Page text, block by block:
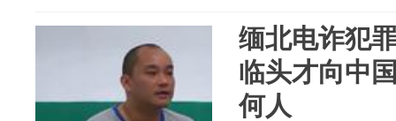
缅北电诈犯
临头才向中
何人